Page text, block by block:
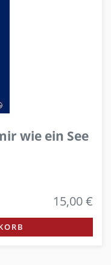
wie ein See
15,00 €